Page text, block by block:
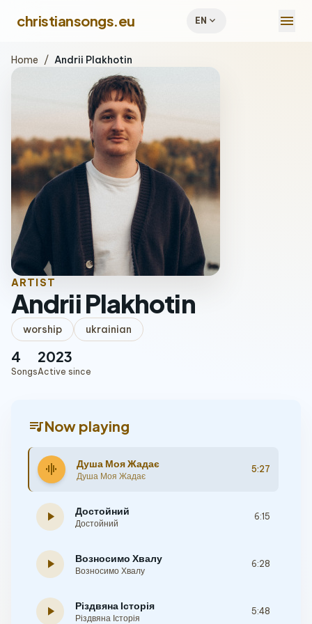
christiansongs.eu EN expand_more menu
Home / Andrii Plakhotin
ARTIST
Andrii Plakhotin
worship ukrainian
4
Songs
2023
Active since
queue_musicNow playing
graphic_eq Душа Моя Жадає
Душа Моя Жадає
5:27
play_arrow Достойний
Достойний
6:15
play_arrow Возносимо Хвалу
Возносимо Хвалу
6:28
play_arrow Різдвяна Історія
Різдвяна Історія
5:48